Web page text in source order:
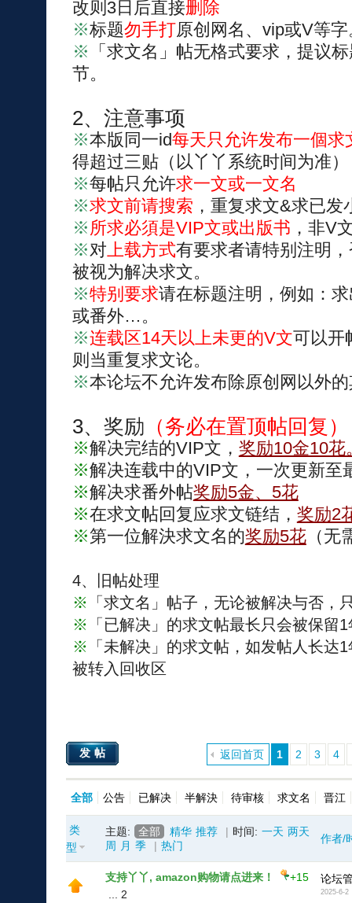
改则3日后直接删除
※标题勿手打原创网名、vip或V等字
※
「求文名」帖无格式要求，提议
节。
2、注意事项
※本版同一id每天只允许发布一個求
得超过三贴（以丫丫系统时间为准）
※每帖只允许求一文或一文名
※求文前请搜索 ，重复求文&求已
※ 所求必須是VIP文或出版书 ，非V
※对上载方式有要求者请特别注明
被视为解决求文。
※特别要求请在标题注明，例如：
或番外…。
※连载区14天以上未更的V文可以开
则当重复求文论。
※本论坛不允许发布除原创网以外
3、奖励 （务必在置顶帖回复）
※解决完结的VIP文， 奖励10金10花
※解决连载中的VIP文，一次更新至
※解决求番外帖奖励5金、5花
※在求文帖回复应求文链结， 奖励2
※第一位解決求文名的奖励5花（无
4、旧帖处理
※
「求文名」帖子，无论被解决与否，
※
「已解决」的求文帖最长只会被保留
※
「未解决」的求文帖，如发帖人长达
被转入回收区
1 2 3 4
返回首页
发帖
全部 公告 已解决 半解決 待审核 求文名 晋江
类
型
主题: 全部 精华 推荐 | 时间: 一天 两天
周
月 季 | 热门
作者/
支持丫丫, amazon购物请点进来！
+15
2
论坛
2025-6-2